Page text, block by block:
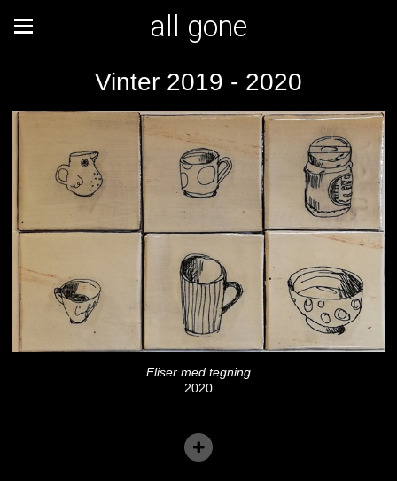
all gone
Vinter 2019 - 2020
Fliser med tegning
2020